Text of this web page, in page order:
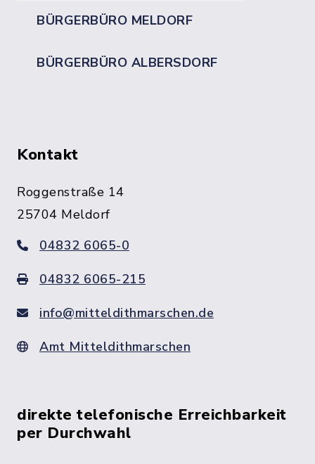
BÜRGERBÜRO MELDORF
BÜRGERBÜRO ALBERSDORF
Kontakt
Roggenstraße 14
25704 Meldorf
04832 6065-0
04832 6065-215
info@mitteldithmarschen.de
Amt Mitteldithmarschen
direkte telefonische Erreichbarkeit
per Durchwahl